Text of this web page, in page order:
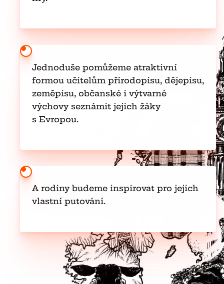
Jednoduše pomůžeme atraktivní
formou učitelům přírodopisu, dějepisu,
zeměpisu, občanské i výtvarné
výchovy seznámit jejich žáky
s Evropou.
A rodiny budeme inspirovat pro jejich
vlastní putování.